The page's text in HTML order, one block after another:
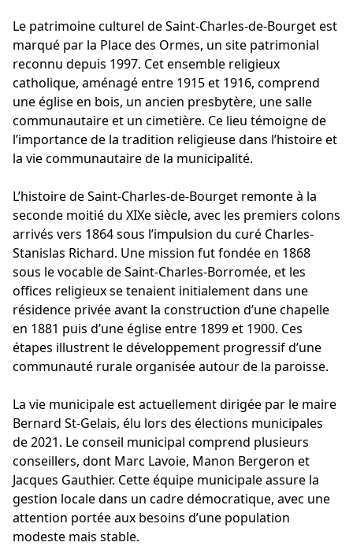
Le patrimoine culturel de Saint-Charles-de-Bourget est
marqué par la Place des Ormes, un site patrimonial
reconnu depuis 1997. Cet ensemble religieux
catholique, aménagé entre 1915 et 1916, comprend
une église en bois, un ancien presbytère, une salle
communautaire et un cimetière. Ce lieu témoigne de
l’importance de la tradition religieuse dans l’histoire et
la vie communautaire de la municipalité.
L’histoire de Saint-Charles-de-Bourget remonte à la
seconde moitié du XIXe siècle, avec les premiers colons
arrivés vers 1864 sous l’impulsion du curé Charles-
Stanislas Richard. Une mission fut fondée en 1868
sous le vocable de Saint-Charles-Borromée, et les
offices religieux se tenaient initialement dans une
résidence privée avant la construction d’une chapelle
en 1881 puis d’une église entre 1899 et 1900. Ces
étapes illustrent le développement progressif d’une
communauté rurale organisée autour de la paroisse.
La vie municipale est actuellement dirigée par le maire
Bernard St-Gelais, élu lors des élections municipales
de 2021. Le conseil municipal comprend plusieurs
conseillers, dont Marc Lavoie, Manon Bergeron et
Jacques Gauthier. Cette équipe municipale assure la
gestion locale dans un cadre démocratique, avec une
attention portée aux besoins d’une population
modeste mais stable.